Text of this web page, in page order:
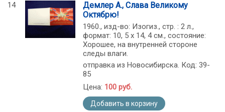
14
Демлер А., Слава Великому
Октябрю!
1960., изд-во: Изогиз., стр. : 2 л.,
формат: 10, 5 х 14, 4 см., состояние:
Хорошее, на внутренней стороне
следы влаги.
отправка из Новосибирска. Код: 39-
85
Цена: 100 руб.
Добавить в корзину